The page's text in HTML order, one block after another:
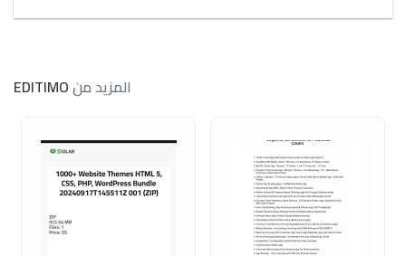
المزيد منEDITIMO